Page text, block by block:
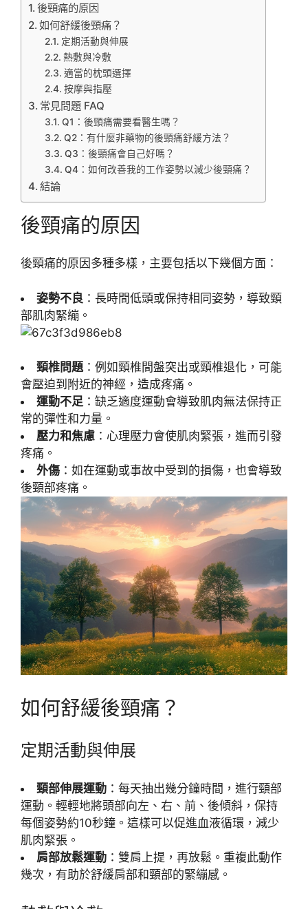
後頸痛的原因
如何舒緩後頸痛？
定期活動與伸展
熱敷與冷敷
適當的枕頭選擇
按摩與指壓
常見問題 FAQ
Q1：後頸痛需要看醫生嗎？
Q2：有什麼非藥物的後頸痛舒緩方法？
Q3：後頸痛會自己好嗎？
Q4：如何改善我的工作姿勢以減少後頸痛？
結論
後頸痛的原因
後頸痛的原因多種多樣，主要包括以下幾個方面：
姿勢不良 ：長時間低頭或保持相同姿勢，導致頸
部肌肉緊繃。
頸椎問題：例如頸椎間盤突出或頸椎退化，可能
會壓迫到附近的神經，造成疼痛。
運動不足：缺乏適度運動會導致肌肉無法保持正
常的彈性和力量。
壓力和焦慮 ：心理壓力會使肌肉緊張，進而引發
疼痛。
外傷 ：如在運動或事故中受到的損傷，也會導致
後頸部疼痛。
如何舒緩後頸痛？
定期活動與伸展
頸部伸展運動 ：每天抽出幾分鐘時間，進行頸部
運動。輕輕地將頭部向左、右、前、後傾斜，保持
每個姿勢約10秒鐘。這樣可以促進血液循環，減少
肌肉緊張。
肩部放鬆運動 ：雙肩上提，再放鬆。重複此動作
幾次，有助於舒緩肩部和頸部的緊繃感。